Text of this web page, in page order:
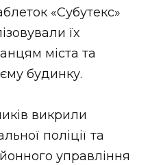
«Субутекс»
їх
міста та
будинку.
викрили
поліції та
управління